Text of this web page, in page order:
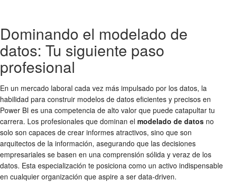
Dominando el modelado de
datos: Tu siguiente paso
profesional
En un mercado laboral cada vez más impulsado por los datos, la
habilidad para construir modelos de datos eficientes y precisos en
Power BI es una competencia de alto valor que puede catapultar tu
carrera. Los profesionales que dominan el modelado de datos no
solo son capaces de crear informes atractivos, sino que son
arquitectos de la información, asegurando que las decisiones
empresariales se basen en una comprensión sólida y veraz de los
datos. Esta especialización te posiciona como un activo indispensable
en cualquier organización que aspire a ser data-driven.